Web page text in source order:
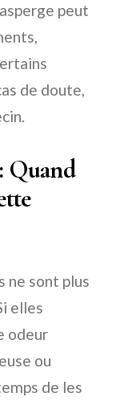
peut
de doute,
Quand
ne sont plus
elles
odeur
ou
de les